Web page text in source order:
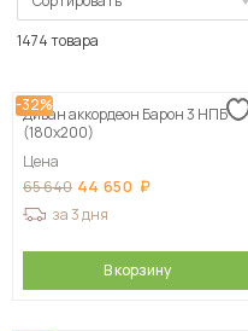
Сначала дорогие
1474 товара
-32%
Диван аккордеон Барон 3 НПБ
(180х200)
Цена
65 640 44 650
за 3 дня
В корзину